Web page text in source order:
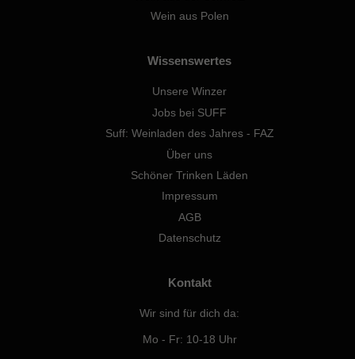
Wein aus Polen
Wissenswertes
Unsere Winzer
Jobs bei SUFF
Suff: Weinladen des Jahres - FAZ
Über uns
Schöner Trinken Läden
Impressum
AGB
Datenschutz
Kontakt
Wir sind für dich da:
Mo - Fr: 10-18 Uhr